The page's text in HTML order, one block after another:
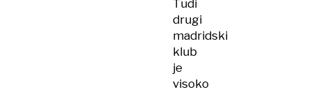
Tudi
drugi
madridski
klub
je
visoko